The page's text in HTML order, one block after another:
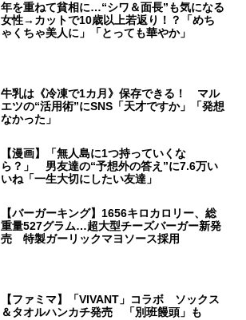
年を重ねて貧相に…“シワ＆面長”も気になる
女性→カットで10歳以上若返り！？「めち
ゃくちゃ美人に」「とっても華やか」
牛乳は《冷凍で1カ月》保存できる！ マル
エツの“活用術”にSNS「天才ですか」「発想
なかった」
【漫画】「無人島に1つ持っていくな
ら？」 男友達の“予想外の答え”に7.6万い
いね「一生大切にしたい友達」
【バーガーキング】1656キロカロリー、総
重量527グラム…超大型チーズバーガー新発
売 特製ガーリックマヨソース採用
【ファミマ】「VIVANT」コラボ ソックス
＆タオルハンカチ発売 「別班饅頭」も